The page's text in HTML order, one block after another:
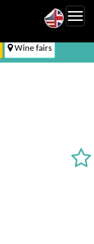
Wine fairs